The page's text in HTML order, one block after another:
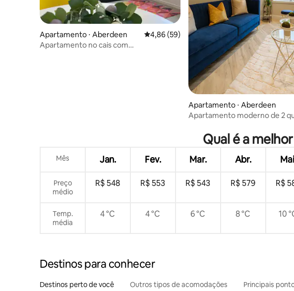
Apartamento ⋅ Aberdeen 4,86 de uma avaliação média de 5, 59
4,86 (59)
Apartamento no cais com
Apartamento ⋅ Aberdeen
Apartamento moderno de 2
Qual é a
Mês Jan. Fev. Mar. Abr.
Preço
médio
R$ 548 R$ 553 R$ 543 R$ 579 R$
Temp.
média
4 °C 4 °C 6 °C 8 °C 10
Destinos para conhecer
Destinos perto de você Outros tipos de acomodações Principais